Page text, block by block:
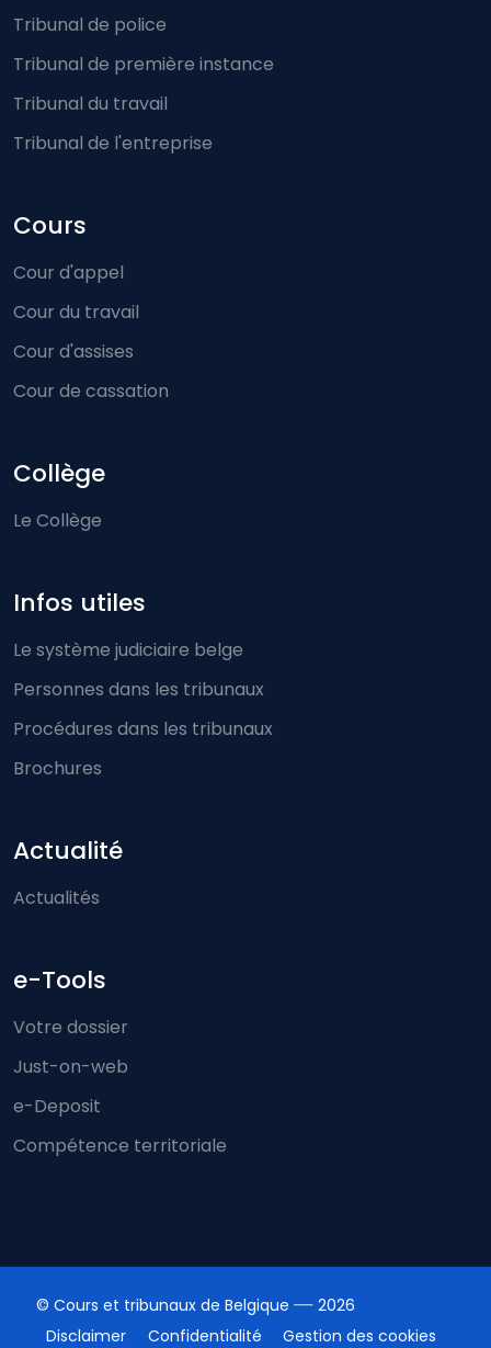
Tribunal de police
Tribunal de première instance
Tribunal du travail
Tribunal de l'entreprise
Cours
Cour d'appel
Cour du travail
Cour d'assises
Cour de cassation
Collège
Le Collège
Infos utiles
Le système judiciaire belge
Personnes dans les tribunaux
Procédures dans les tribunaux
Brochures
Actualité
Actualités
e-Tools
Votre dossier
Just-on-web
e-Deposit
Compétence territoriale
© Cours et tribunaux de Belgique
2026
Disclaimer
Confidentialité Gestion des cookies